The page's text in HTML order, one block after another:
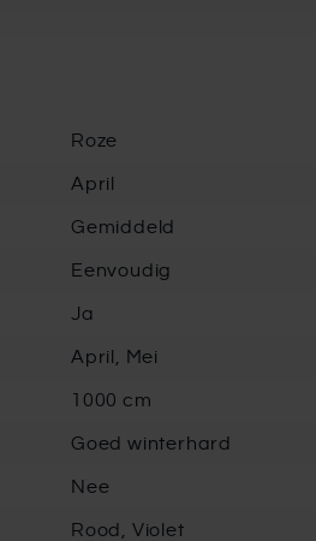
Roze
April
Gemiddeld
Eenvoudig
Ja
April, Mei
1000 cm
Goed winterhard
Nee
Rood, Violet